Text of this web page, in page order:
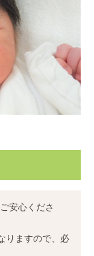
安心くださ
りますので、必